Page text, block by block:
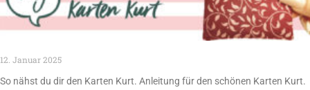
12. Januar 2025
So nähst du dir den Karten Kurt. Anleitung für den schönen Karten Kurt.